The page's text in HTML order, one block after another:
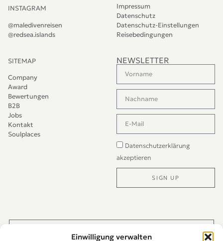
Einwilligung verwalten
INSTAGRAM
@maledivenreisen
@redsea.islands
Impressum
Datenschutz
Datenschutz-Einstellungen
Reisebedingungen
SITEMAP
Company
Award
Bewertungen
B2B
Jobs
Kontakt
Soulplaces
NEWSLETTER
Datenschutzerklärung
akzeptieren
SIGN UP